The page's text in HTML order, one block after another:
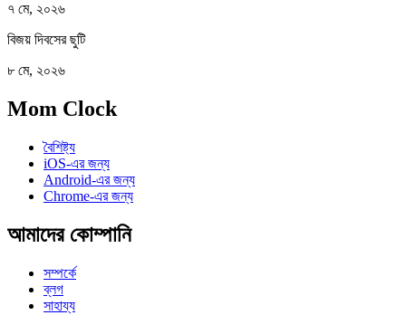
৭ মে, ২০২৬
বিজয় দিবসের ছুটি
৮ মে, ২০২৬
Mom Clock
বৈশিষ্ট্য
iOS-এর জন্য
Android-এর জন্য
Chrome-এর জন্য
আমাদের কোম্পানি
সম্পর্কে
ব্লগ
সাহায্য